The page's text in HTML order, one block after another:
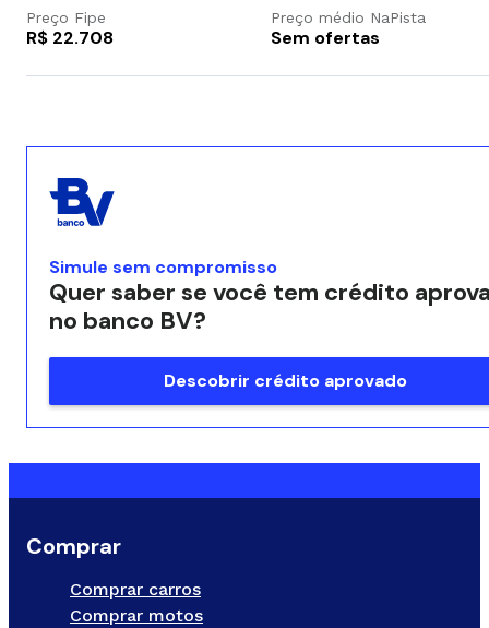
Preço Fipe
R$ 22.708
Preço médio NaPista
Sem ofertas
Simule sem compromisso
Quer saber se você tem crédito
no banco BV?
Descobrir crédito aprovado
Comprar
Comprar carros
Comprar motos